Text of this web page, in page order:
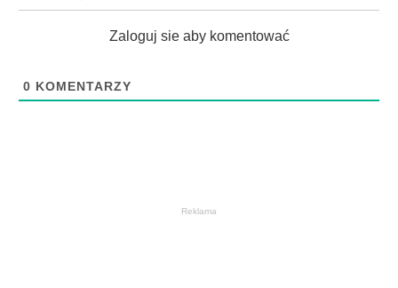
Zaloguj sie aby komentować
0 KOMENTARZY
Reklama